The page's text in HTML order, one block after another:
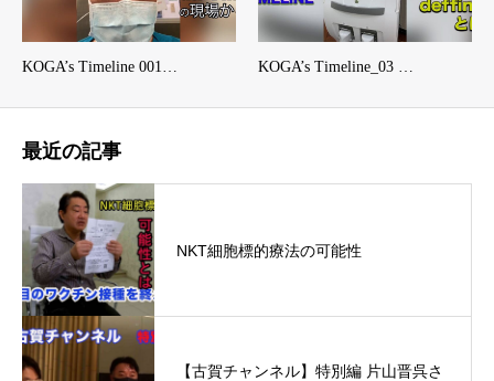
KOGA’s Timeline 001… KOGA’s Timeline_03 …
最近の記事
NKT細胞標的療法の可能性
【古賀チャンネル】特別編 片山晋呉さ